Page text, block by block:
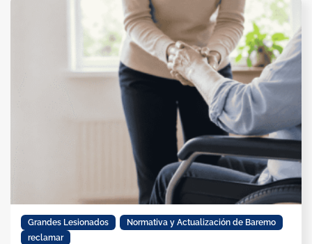
Grandes Lesionados Normativa y Actualización de Baremo
reclamar